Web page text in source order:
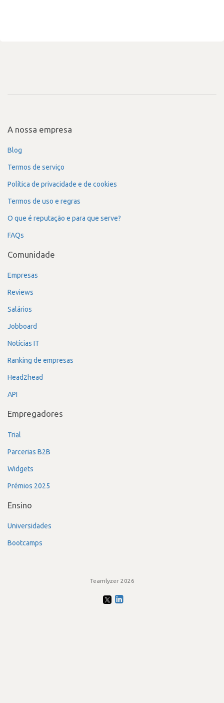
A nossa empresa
Blog
Termos de serviço
Política de privacidade e de cookies
Termos de uso e regras
O que é reputação e para que serve?
FAQs
Comunidade
Empresas
Reviews
Salários
Jobboard
Notícias IT
Ranking de empresas
Head2head
API
Empregadores
Trial
Parcerias B2B
Widgets
Prémios 2025
Ensino
Universidades
Bootcamps
Teamlyzer 2026